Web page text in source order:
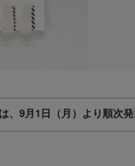
、9月1日（月）より順次発